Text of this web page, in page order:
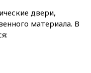
двери,
материала. В